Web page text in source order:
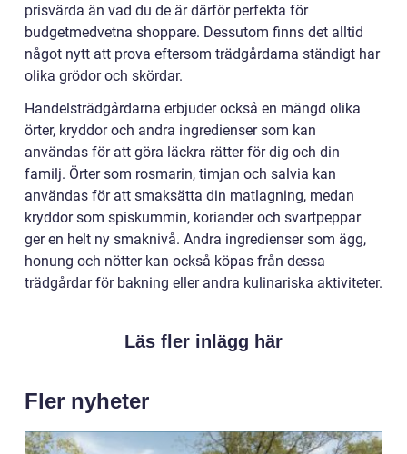
prisvärda än vad du de är därför perfekta för
budgetmedvetna shoppare. Dessutom finns det alltid
något nytt att prova eftersom trädgårdarna ständigt har
olika grödor och skördar.
Handelsträdgårdarna erbjuder också en mängd olika
örter, kryddor och andra ingredienser som kan
användas för att göra läckra rätter för dig och din
familj. Örter som rosmarin, timjan och salvia kan
användas för att smaksätta din matlagning, medan
kryddor som spiskummin, koriander och svartpeppar
ger en helt ny smaknivå. Andra ingredienser som ägg,
honung och nötter kan också köpas från dessa
trädgårdar för bakning eller andra kulinariska aktiviteter.
Läs fler inlägg här
Fler nyheter